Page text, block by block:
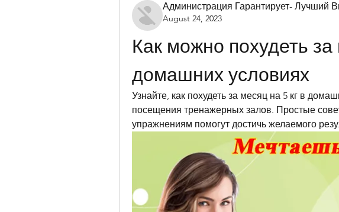
Администрация Гарантирует- Лучший
August 24, 2023
Как можно похудеть
домашних условиях
Узнайте, как похудеть за месяц на 5 кг в
посещения тренажерных залов. Простые
упражнениям помогут достичь желаемого